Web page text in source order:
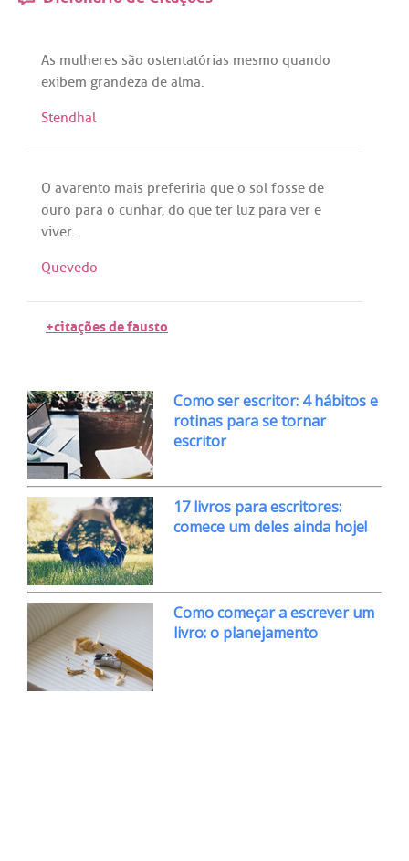
As mulheres são ostentatórias mesmo quando
exibem grandeza de alma.
Stendhal
O avarento mais preferiria que o sol fosse de
ouro para o cunhar, do que ter luz para ver e
viver.
Quevedo
+citações de fausto
Como ser escritor: 4 hábitos e
rotinas para se tornar
escritor
17 livros para escritores:
comece um deles ainda hoje!
Como começar a escrever um
livro: o planejamento